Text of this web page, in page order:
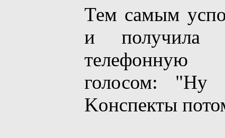
Тем самым
и получилa
телефонную
голосом:
Kонспекты